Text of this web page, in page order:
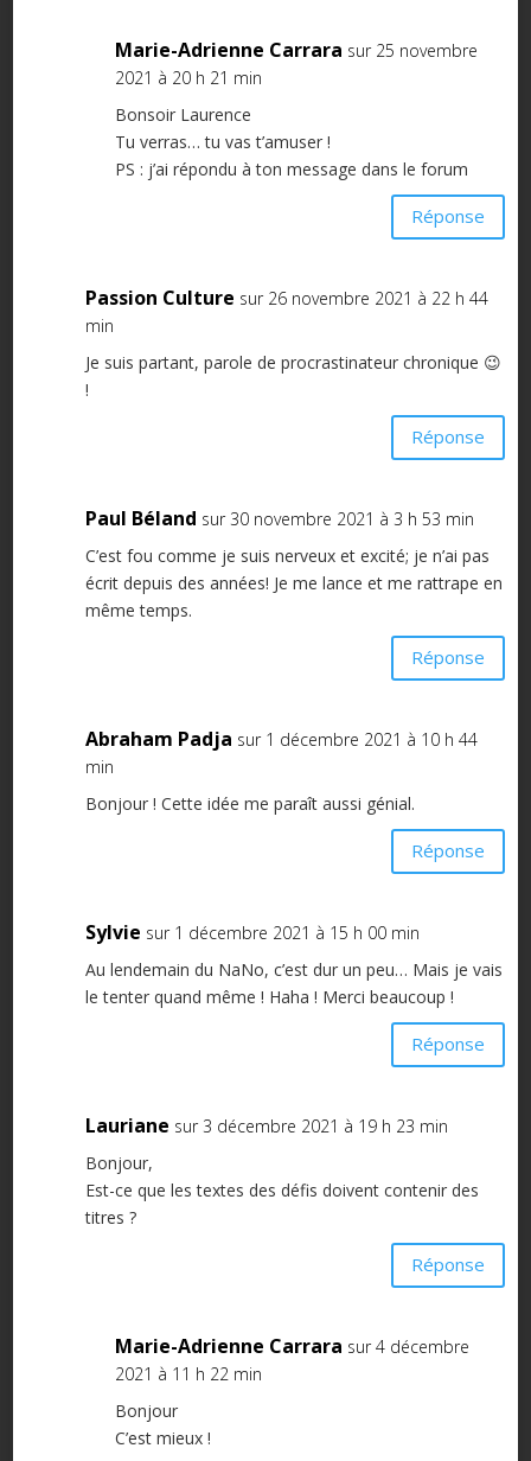
Marie-Adrienne Carrara sur 25 novembre
2021 à 20 h 21 min
Bonsoir Laurence
Tu verras… tu vas t’amuser !
PS : j’ai répondu à ton message dans le forum
Réponse
Passion Culture sur 26 novembre 2021 à 22 h 44
min
Je suis partant, parole de procrastinateur chronique 😉
!
Réponse
Paul Béland sur 30 novembre 2021 à 3 h 53 min
C’est fou comme je suis nerveux et excité; je n’ai pas
écrit depuis des années! Je me lance et me rattrape en
même temps.
Réponse
Abraham Padja sur 1 décembre 2021 à 10 h 44
min
Bonjour ! Cette idée me paraît aussi génial.
Réponse
Sylvie sur 1 décembre 2021 à 15 h 00 min
Au lendemain du NaNo, c’est dur un peu… Mais je vais
le tenter quand même ! Haha ! Merci beaucoup !
Réponse
Lauriane sur 3 décembre 2021 à 19 h 23 min
Bonjour,
Est-ce que les textes des défis doivent contenir des
titres ?
Réponse
Marie-Adrienne Carrara sur 4 décembre
2021 à 11 h 22 min
Bonjour
C’est mieux !